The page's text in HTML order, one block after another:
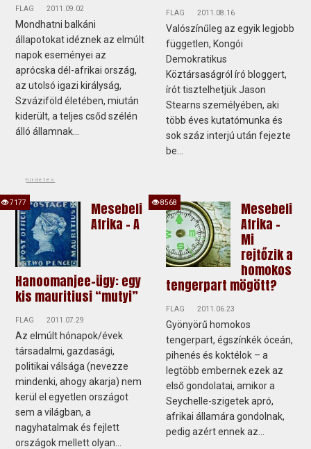
FLAG 2011.09.02
Mondhatni balkáni
állapotokat idéznek az elmúlt
napok eseményei az
aprócska dél-afrikai ország,
az utolsó igazi királyság,
Szváziföld életében, miután
kiderült, a teljes csőd szélén
álló államnak...
FLAG 2011.08.16
Valószínűleg az egyik legjobb
független, Kongói
Demokratikus
Köztársaságról író bloggert,
írót tisztelhetjük Jason
Stearns személyében, aki
több éves kutatómunka és
sok száz interjú után fejezte
be...
hirdetés
Mesebeli
Afrika - A
Hanoomanjee-ügy: egy
kis mauritiusi “mutyi”
FLAG 2011.07.29
Az elmúlt hónapok/évek
társadalmi, gazdasági,
politikai válsága (nevezze
mindenki, ahogy akarja) nem
kerül el egyetlen országot
sem a világban, a
nagyhatalmak és fejlett
országok mellett olyan...
7177
Mesebeli
Afrika -
Mi
rejtőzik a
homokos
tengerpart mögött?
FLAG 2011.06.23
Gyönyörű homokos
tengerpart, égszínkék óceán,
pihenés és koktélok – a
legtöbb embernek ezek az
első gondolatai, amikor a
Seychelle-szigetek apró,
afrikai államára gondolnak,
pedig azért ennek az...
8568